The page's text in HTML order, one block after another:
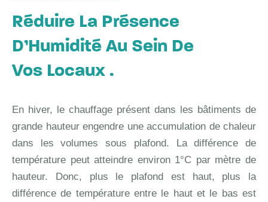
Réduire La Présence
D’Humidité Au Sein De
Vos Locaux .
En hiver, le chauffage présent dans les bâtiments de
grande hauteur engendre une accumulation de chaleur
dans les volumes sous plafond. La différence de
température peut atteindre environ 1°C par mètre de
hauteur. Donc, plus le plafond est haut, plus la
différence de température entre le haut et le bas est